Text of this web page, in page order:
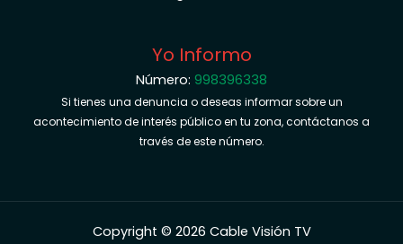
Yo Informo
Número: 998396338
Si tienes una denuncia o deseas informar sobre un
acontecimiento de interés público en tu zona, contáctanos a
través de este número.
Copyright © 2026 Cable Visión TV